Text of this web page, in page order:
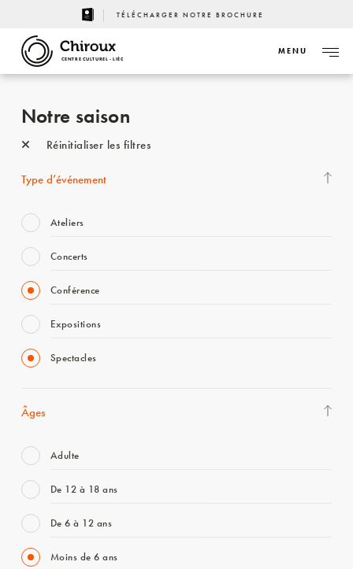
TÉLÉCHARGER NOTRE BROCHURE
CENTRE CULTUREL - LIÈGE
MENU
Notre saison
Réinitialiser les filtres
Type d’événement
Ateliers
Concerts
Conférence
Expositions
Spectacles
Âges
Adulte
De 12 à 18 ans
De 6 à 12 ans
Moins de 6 ans